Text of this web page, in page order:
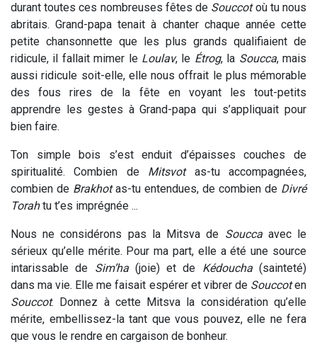
durant toutes ces nombreuses fêtes de Souccotoù tu nous
abritais. Grand-papa tenait à chanter chaque année cette
petite chansonnette que les plus grands qualifiaient de
ridicule, il fallait mimer leLoulav, le Étrog, la Soucca, mais
aussi ridicule soit-elle, elle nous offrait le plus mémorable
des fous rires de la fête en voyant les tout-petits
apprendre les gestes à Grand-papa qui s’appliquait pour
bien faire.
Ton simple bois s’est enduit d’épaisses couches de
spiritualité. Combien de Mitsvotas-tu accompagnées,
combien de Brakhotas-tu entendues, de combien de Divré
Torahtu t’es imprégnée ...
Nous ne considérons pas la Mitsva de Souccaavec le
sérieux qu’elle mérite. Pour ma part, elle a été une source
intarissable de Sim’ha(joie) et de Kédoucha(sainteté)
dans ma vie. Elle me faisait espérer et vibrer de Souccoten
Souccot. Donnez à cette Mitsva la considération qu’elle
mérite, embellissez-la tant que vous pouvez, elle ne fera
que vous le rendre en cargaison de bonheur.